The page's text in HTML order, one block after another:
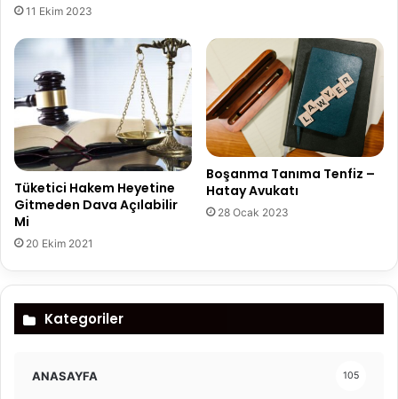
11 Ekim 2023
Tüketici Hakem Heyetine
Gitmeden Dava Açılabilir
Mi
20 Ekim 2021
Boşanma Tanıma Tenfiz –
Hatay Avukatı
28 Ocak 2023
Kategoriler
ANASAYFA 105